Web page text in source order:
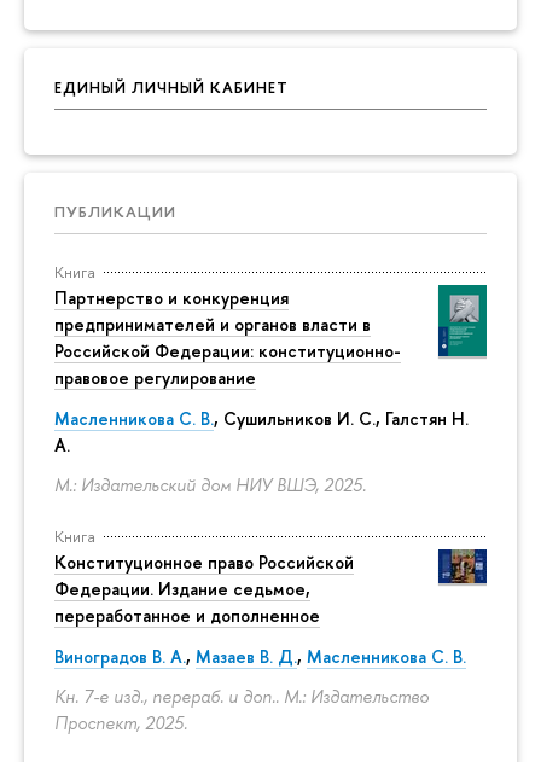
ЕДИНЫЙ ЛИЧНЫЙ КАБИНЕТ
ПУБЛИКАЦИИ
Книга
Партнерство и конкуренция
предпринимателей и органов власти в
Российской Федерации: конституционно-
правовое регулирование
Масленникова С. В., Сушильников И. С., Галстян Н.
А.
М.: Издательский дом НИУ ВШЭ, 2025.
Книга
Конституционное право Российской
Федерации. Издание седьмое,
переработанное и дополненное
Виноградов В. А., Мазаев В. Д., Масленникова С. В.
Кн. 7-е изд., перераб. и доп.. М.: Издательство
Проспект, 2025.